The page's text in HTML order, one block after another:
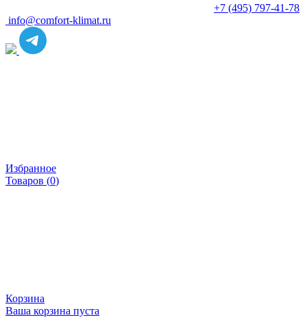
+7 (495) 797-41-78
info@comfort-klimat.ru
Избранное
Товаров (0)
Корзина
Ваша корзина пуста